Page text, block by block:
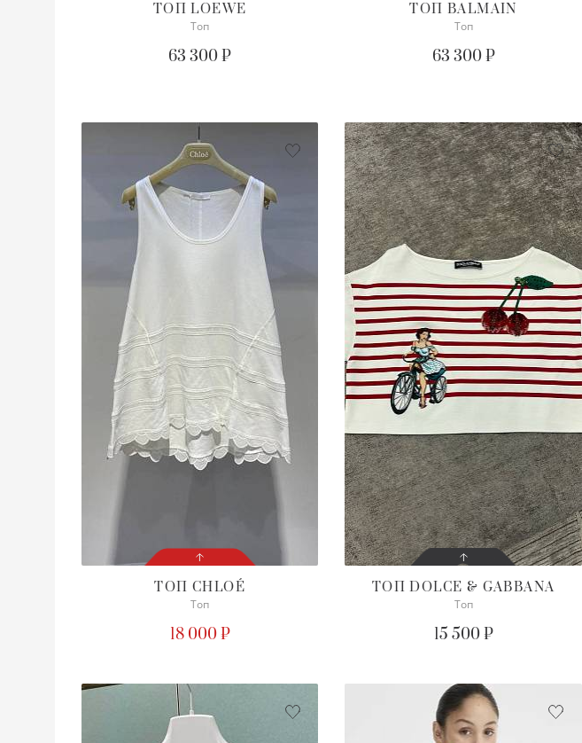
СОСТОЯНИЕ
ПОДРОБНЕЕ
ТОПLOEWE
Топ
63 300 ₽
СОСТОЯНИЕ
ПОДРОБНЕЕ
ТОП BALMAIN
Топ
63 300 ₽
СОСТОЯНИЕ
ТОП CHLOÉ
Топ
18 000 ₽
СОСТОЯНИЕ
ОТЛИЧНОЕ
ПОДРОБНЕЕ
ТОПDOLCE & GABBANA
Топ
15 500 ₽